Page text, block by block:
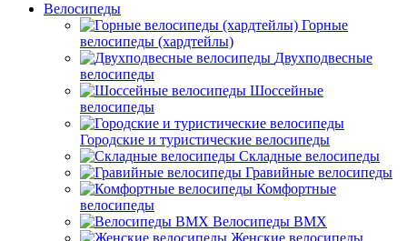
Велосипеды
Горные
велосипеды (хардтейлы)
Двухподвесные
велосипеды
Шоссейные
велосипеды
Городские и туристические велосипеды
Складные велосипеды
Гравийные велосипеды
Комфортные
велосипеды
Велосипеды BMX
Женские велосипеды